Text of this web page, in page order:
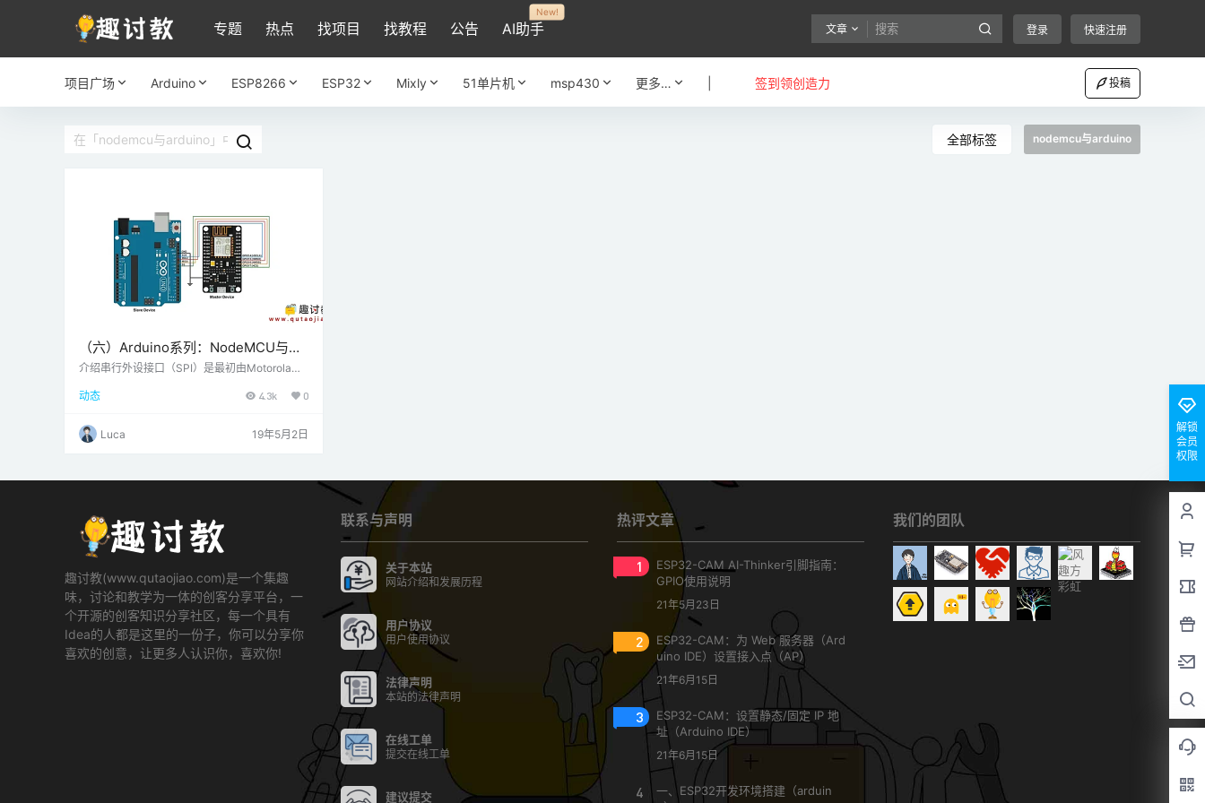
专题 热点 找项目 找教程 公告 AI助手
New!
文章 登录 快速注册
项目广场 Arduino ESP8266 ESP32 Mixly 51单片机 msp430 更多… 签到领创造力 投稿
全部标签 nodemcu与arduino
（六）Arduino系列：NodeMCU与
Arduino进行SPI通信
介绍串行外设接口（SPI）是最初由Motorola公
线进行通信。因此，它也被称为四线串行通信协
一个主设备和一个从设备可以同时在接口总线上
通信。SPI使能器件工作在SPI操作的两种基本模
输。主设备可以通过逐个选择来处理总线上的…
动态 4.3k 0
Luca 19年5月2日
解锁
会员
权限
趣讨教(www.qutaojiao.com)是一个集趣
味，讨论和教学为一体的创客分享平台，一
个开源的创客知识分享社区，每一个具有
Idea的人都是这里的一份子，你可以分享你
喜欢的创意，让更多人认识你，喜欢你!
联系与声明
关于本站
网站介绍和发展历程
用户协议
用户使用协议
法律声明
本站的法律声明
在线工单
提交在线工单
建议提交
热评文章
1
ESP32-CAM AI-Thinker引脚指南：
GPIO使用说明
21年5月23日
2
ESP32-CAM：为 Web 服务器（Ard
uino IDE）设置接入点（AP）
21年6月15日
3
ESP32-CAM：设置静态/固定 IP 地
址（Arduino IDE）
21年6月15日
4
一、ESP32开发环境搭建（arduin
我们的团队